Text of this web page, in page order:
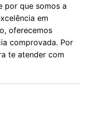
por que somos a
em
oferecemos
comprovada. Por
te atender com